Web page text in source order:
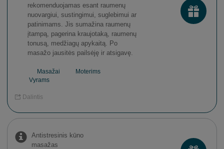
rekomenduojamas esant raumenų
nuovargiui, sustingimui, suglebimui ar
patinimams. Jis sumažina raumenų
įtampą, pagerina kraujotaką, raumenų
tonusą, medžiagų apykaitą. Po
masažo jausitės pailsėję ir atsigavę.
Masažai
Moterims
Vyrams
Dalintis
Antistresinis kūno
masažas